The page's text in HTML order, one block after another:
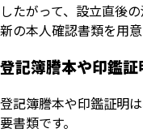
したがって、設立直後
新の本人確認書類を用
登記簿謄本や印鑑
登記簿謄本や印鑑証明
要書類です。